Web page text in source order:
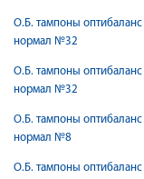
О.Б. тампоны оптибаланс
нормал №32
О.Б. тампоны оптибаланс
нормал №32
О.Б. тампоны оптибаланс
нормал №8
О.Б. тампоны оптибаланс